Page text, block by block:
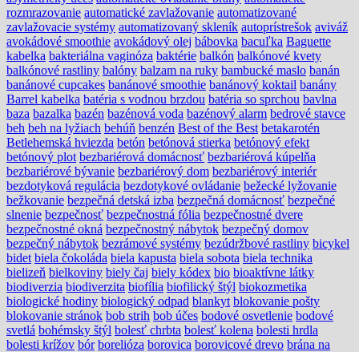
rozmrazovanie automatické zavlažovanie automatizované
zavlažovacie systémy automatizovaný skleník autoprístrešok aviváž
avokádové smoothie avokádový olej bábovka bacuľka Baguette
kabelka bakteriálna vaginóza baktérie balkón balkónové kvety
balkónové rastliny balóny balzam na ruky bambucké maslo banán
banánové cupcakes banánové smoothie banánový koktail banány
Barrel kabelka batéria s vodnou brzdou batéria so sprchou bavlna
baza bazalka bazén bazénová voda bazénový alarm bedrové stavce
beh beh na lyžiach behúň benzén Best of the Best betakarotén
Betlehemská hviezda betón betónová stierka betónový efekt
betónový plot bezbariérová domácnosť bezbariérová kúpelňa
bezbariérové bývanie bezbariérový dom bezbariérový interiér
bezdotyková regulácia bezdotykové ovládanie bežecké lyžovanie
bežkovanie bezpečná detská izba bezpečná domácnosť bezpečné
slnenie bezpečnosť bezpečnostná fólia bezpečnostné dvere
bezpečnostné okná bezpečnostný nábytok bezpečný domov
bezpečný nábytok bezrámové systémy bezúdržbové rastliny bicykel
bidet biela čokoláda biela kapusta biela sobota biela technika
bielizeň bielkoviny biely čaj biely kódex bio bioaktívne látky
biodiverzia biodiverzita biofília biofilický štýl biokozmetika
biologické hodiny biologický odpad blankyt blokovanie pošty
blokovanie stránok bob strih bob účes bodové osvetlenie bodové
svetlá bohémsky štýl bolesť chrbta bolesť kolena bolesti hrdla
bolesti krížov bór borelióza borovica borovicové drevo brána na